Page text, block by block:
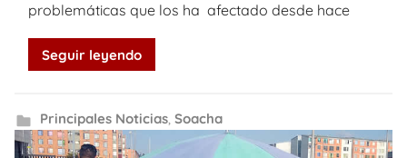
problemáticas que los ha afectado desde hace
Seguir leyendo
Principales Noticias, Soacha